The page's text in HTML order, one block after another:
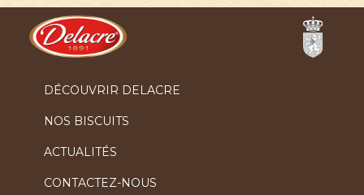
DÉCOUVRIR DELACRE
NOS BISCUITS
ACTUALITÉS
CONTACTEZ-NOUS